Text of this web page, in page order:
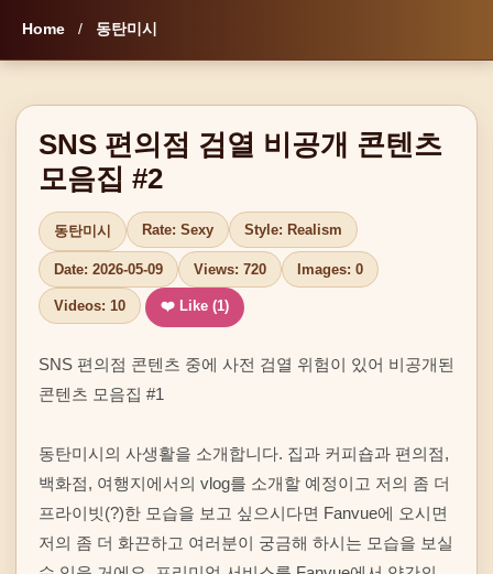
Home / 동탄미시
SNS 편의점 검열 비공개 콘텐츠
모음집 #2
동탄미시 Rate: Sexy Style: Realism
Date: 2026-05-09 Views: 720 Images: 0
Videos: 10 ❤️ Like (1)
SNS 편의점 콘텐츠 중에 사전 검열 위험이 있어 비공개된
콘텐츠 모음집 #1
동탄미시의 사생활을 소개합니다. 집과 커피숍과 편의점,
백화점, 여행지에서의 vlog를 소개할 예정이고 저의 좀 더
프라이빗(?)한 모습을 보고 싶으시다면 Fanvue에 오시면
저의 좀 더 화끈하고 여러분이 궁금해 하시는 모습을 보실